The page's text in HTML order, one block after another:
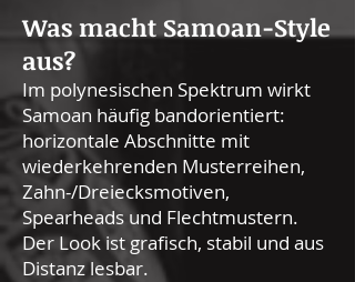
Was macht Samoan-Style
aus?
Im polynesischen Spektrum wirkt
Samoan häufig bandorientiert:
horizontale Abschnitte mit
wiederkehrenden Musterreihen,
Zahn-/Dreiecksmotiven,
Spearheads und Flechtmustern.
Der Look ist grafisch, stabil und aus
Distanz lesbar.